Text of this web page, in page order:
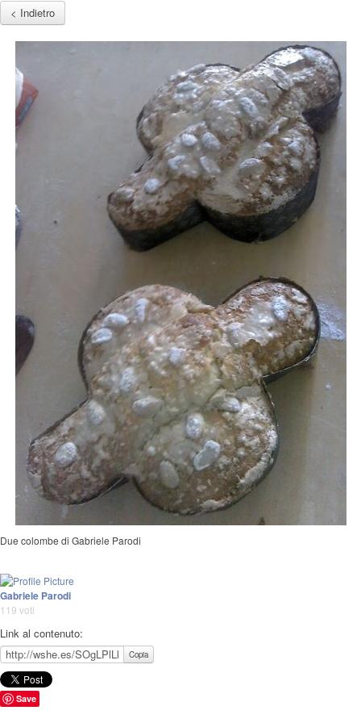
< Indietro
Due colombe di Gabriele Parodi
Gabriele Parodi
119 voti
Link al contenuto:
Copia
Save